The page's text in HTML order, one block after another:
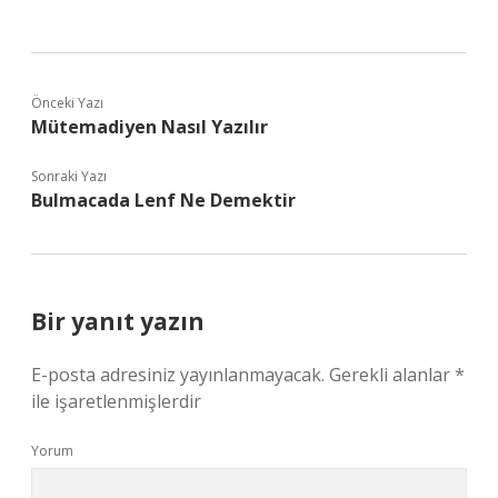
Önceki Yazı
Mütemadiyen Nasıl Yazılır
Sonraki Yazı
Bulmacada Lenf Ne Demektir
Bir yanıt yazın
E-posta adresiniz yayınlanmayacak. Gerekli alanlar*
ile işaretlenmişlerdir
Yorum